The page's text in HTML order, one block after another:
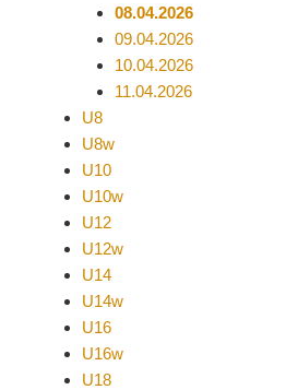
08.04.2026
09.04.2026
10.04.2026
11.04.2026
U8
U8w
U10
U10w
U12
U12w
U14
U14w
U16
U16w
U18